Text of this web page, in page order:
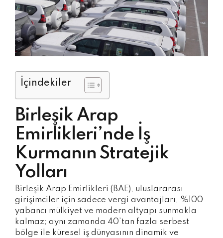
İçindekiler
Birleşik Arap
Emirlikleri’nde İş
Kurmanın Stratejik
Yolları
Birleşik Arap Emirlikleri (BAE), uluslararası
girişimciler için sadece vergi avantajları, %100
yabancı mülkiyet ve modern altyapı sunmakla
kalmaz; aynı zamanda 40’tan fazla serbest
bölge ile küresel iş dünyasının dinamik ve